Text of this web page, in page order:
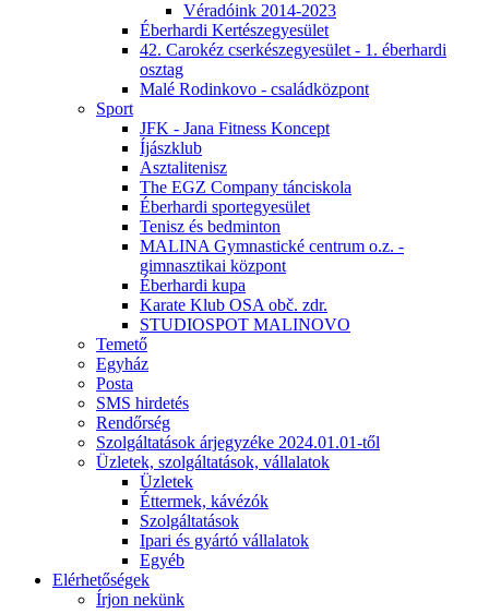
Véradóink 2014-2023
Éberhardi Kertészegyesület
42. Carokéz cserkészegyesület - 1. éberhardi
osztag
Malé Rodinkovo - családközpont
Sport
JFK - Jana Fitness Koncept
Íjászklub
Asztalitenisz
The EGZ Company tánciskola
Éberhardi sportegyesület
Tenisz és bedminton
MALINA Gymnastické centrum o.z. -
gimnasztikai központ
Éberhardi kupa
Karate Klub OSA obč. zdr.
STUDIOSPOT MALINOVO
Temető
Egyház
Posta
SMS hirdetés
Rendőrség
Szolgáltatások árjegyzéke 2024.01.01-től
Üzletek, szolgáltatások, vállalatok
Üzletek
Éttermek, kávézók
Szolgáltatások
Ipari és gyártó vállalatok
Egyéb
Elérhetőségek
Írjon nekünk